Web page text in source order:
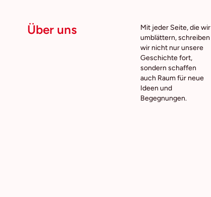
Über uns
Mit jeder Seite, die wir
umblättern,schreiben
wir nicht nur unsere
Geschichte fort,
sondern schaffen
auch Raum für neue
Ideen und
Begegnungen.